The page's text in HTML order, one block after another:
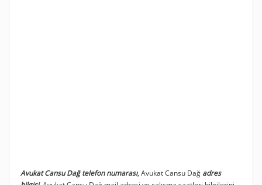
Avukat Cansu Dağ telefon numarası, Avukat Cansu Dağ adres